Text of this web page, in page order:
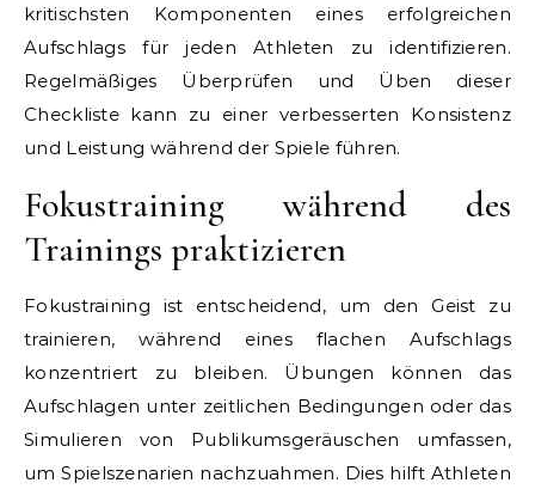
kritischsten Komponenten eines erfolgreichen
Aufschlags für jeden Athleten zu identifizieren.
Regelmäßiges Überprüfen und Üben dieser
Checkliste kann zu einer verbesserten Konsistenz
und Leistung während der Spiele führen.
Fokustraining während des
Trainings praktizieren
Fokustraining ist entscheidend, um den Geist zu
trainieren, während eines flachen Aufschlags
konzentriert zu bleiben. Übungen können das
Aufschlagen unter zeitlichen Bedingungen oder das
Simulieren von Publikumsgeräuschen umfassen,
um Spielszenarien nachzuahmen. Dies hilft Athleten